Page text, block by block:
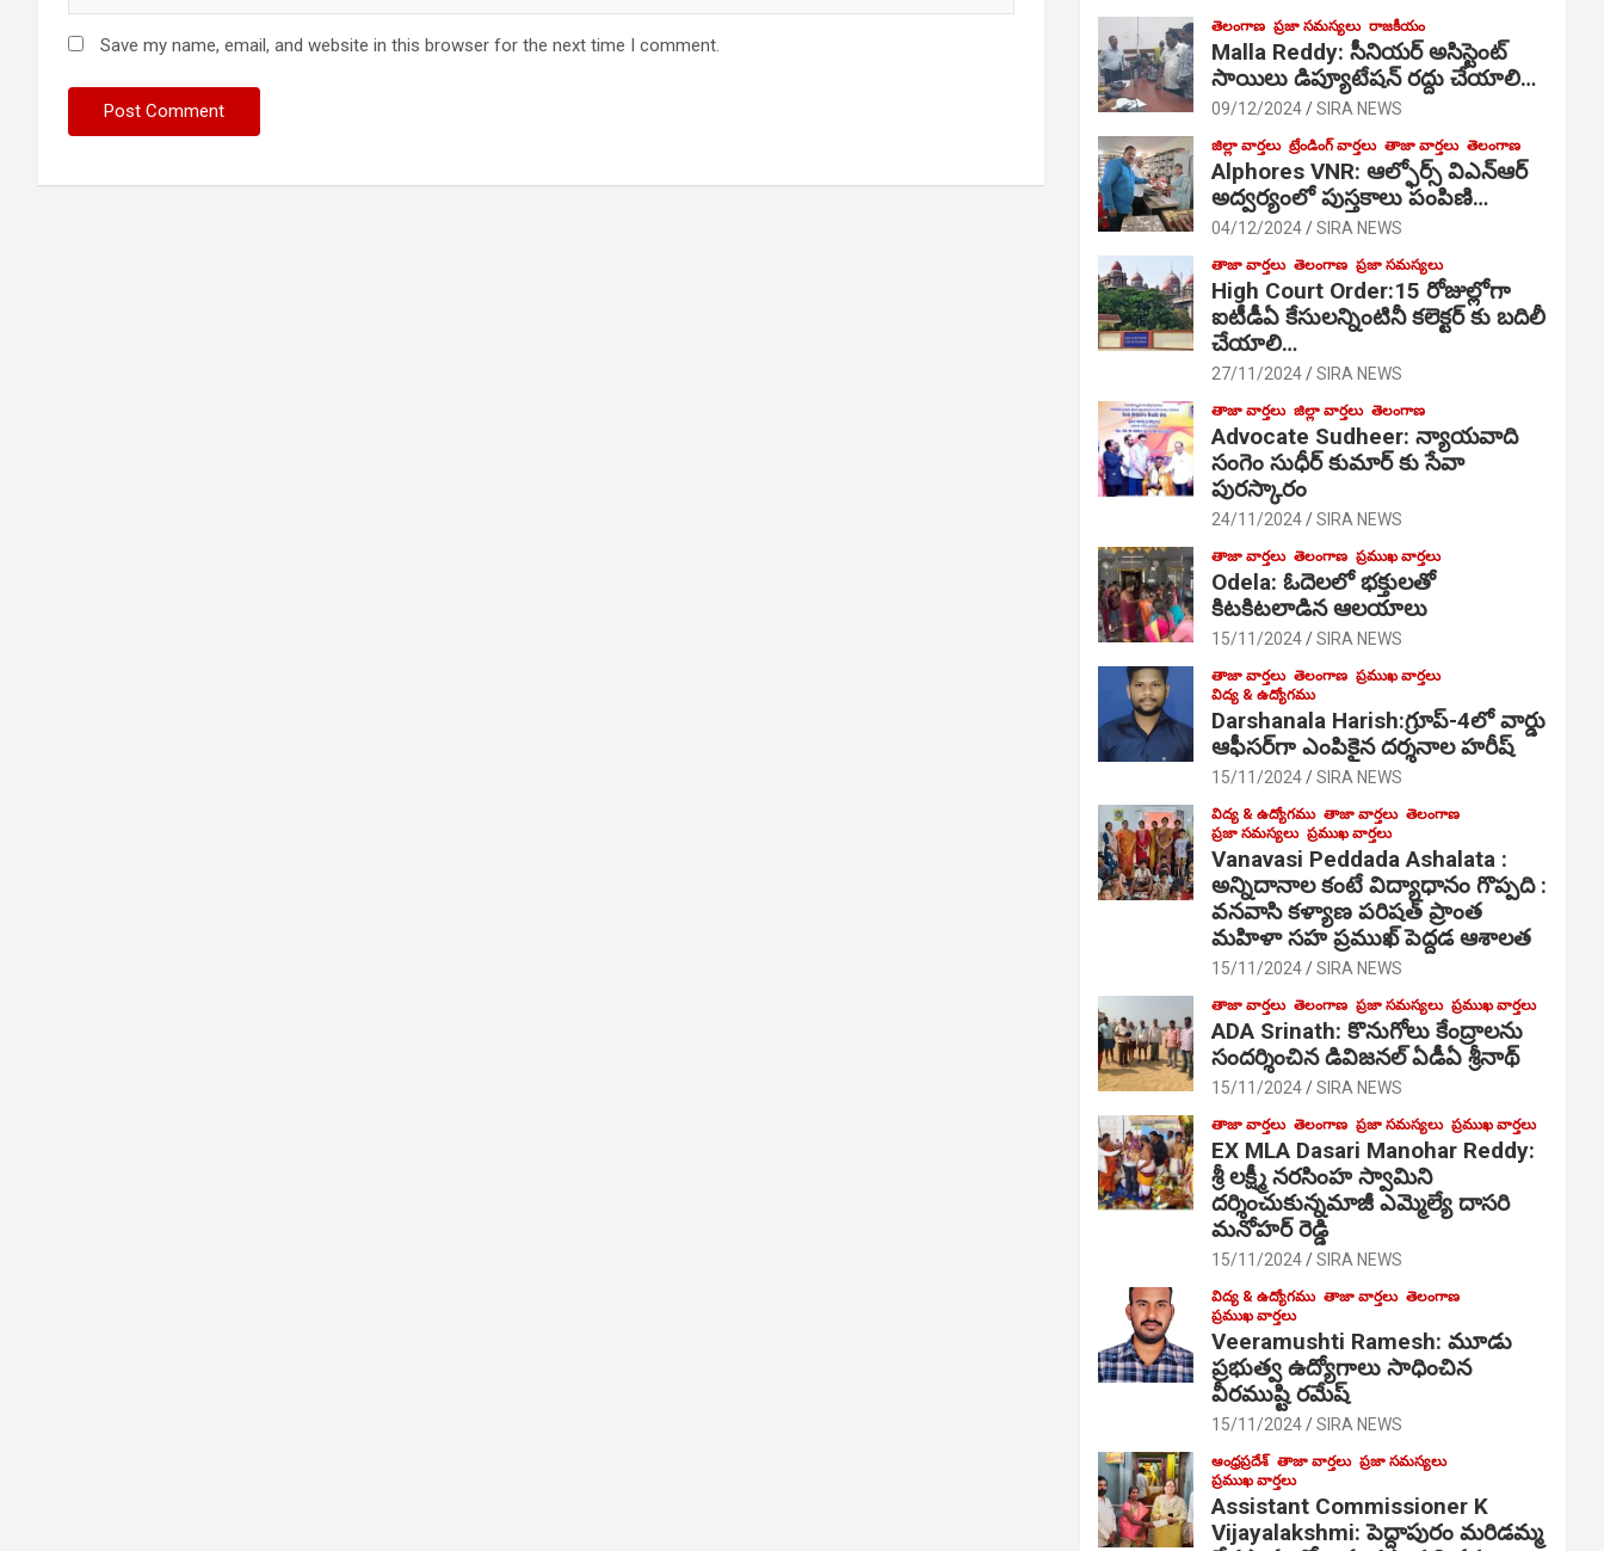
Save my name, email, and website in this browser for the next time I comment.
తెలంగాణ ప్రజా సమస్యలు రాజకీయం
Malla Reddy: సీనియర్ అసిస్టెంట్
సాయిలు డిప్యూటేషన్ రద్దు చేయాలి…
09/12/2024 SIRA NEWS
జిల్లా వార్తలు ట్రేండింగ్ వార్తలు తాజా వార్తలు తెలంగాణ
Alphores VNR: ఆల్ఫోర్స్ విఎన్ఆర్
అద్వర్యంలో పుస్తకాలు పంపిణి…
04/12/2024 SIRA NEWS
తాజా వార్తలు తెలంగాణ ప్రజా సమస్యలు
High Court Order:15 రోజుల్లోగా
ఐటీడీఏ కేసులన్నింటినీ కలెక్టర్ కు బదిలీ
చేయాలి…
27/11/2024 SIRA NEWS
తాజా వార్తలు జిల్లా వార్తలు తెలంగాణ
Advocate Sudheer: న్యాయవాది
సంగెం సుధీర్ కుమార్ కు సేవా
పురస్కారం
24/11/2024 SIRA NEWS
తాజా వార్తలు తెలంగాణ ప్రముఖ వార్తలు
Odela: ఓదెల‌లో భక్తులతో
కిటకిటలాడిన ఆల‌యాలు
15/11/2024 SIRA NEWS
తాజా వార్తలు తెలంగాణ ప్రముఖ వార్తలు
విద్య & ఉద్యోగము
Darshanala Harish:గ్రూప్-4లో వార్డు
ఆఫీసర్‌గా ఎంపికైన దర్శనాల హరీష్
15/11/2024 SIRA NEWS
విద్య & ఉద్యోగము తాజా వార్తలు తెలంగాణ
ప్రజా సమస్యలు ప్రముఖ వార్తలు
Vanavasi Peddada Ashalata :
అన్నిదానాల కంటే విద్యాధానం గొప్పది :
వనవాసి కళ్యాణ పరిషత్ ప్రాంత
మహిళా సహ ప్రముఖ్ పెద్దడ ఆశాలత
15/11/2024 SIRA NEWS
తాజా వార్తలు తెలంగాణ ప్రజా సమస్యలు ప్రముఖ వార్తలు
ADA Srinath: కొనుగోలు కేంద్రాల‌ను
సంద‌ర్శించిన డివిజనల్ ఏడీఏ శ్రీనాథ్
15/11/2024 SIRA NEWS
తాజా వార్తలు తెలంగాణ ప్రజా సమస్యలు ప్రముఖ వార్తలు
EX MLA Dasari Manohar Reddy:
శ్రీ లక్ష్మీ నరసింహ స్వామిని
దర్శించుకున్నమాజీ ఎమ్మెల్యే దాసరి
మనోహర్ రెడ్డి
15/11/2024 SIRA NEWS
విద్య & ఉద్యోగము తాజా వార్తలు తెలంగాణ
ప్రముఖ వార్తలు
Veeramushti Ramesh: మూడు
ప్రభుత్వ ఉద్యోగాలు సాధించిన
వీరముష్టి రమేష్
15/11/2024 SIRA NEWS
ఆంధ్రప్రదేశ్ తాజా వార్తలు ప్రజా సమస్యలు
ప్రముఖ వార్తలు
Assistant Commissioner K
Vijayalakshmi: పెద్దాపురం మరిడమ్మ